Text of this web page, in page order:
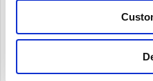
Brand